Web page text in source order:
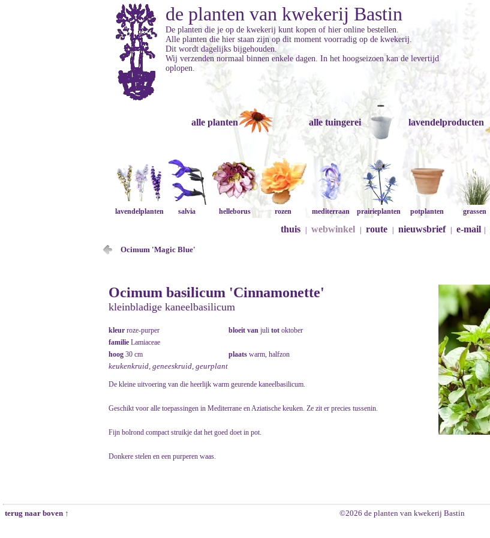
de planten van kwekerij Bastin
De planten die je op de kwekerij kunt kopen of hier online bestellen.
Alle planten die hier staan zijn op dit moment voorradig op de kwekerij.
Dit wordt dagelijks bijgehouden.
Wij verzenden normaal binnen enkele dagen. In het hoogseizoen kan de levertijd
oplopen.
alle planten alle tuingerei lavendelproducten
lavendelplanten salvia helleborus rozen mediterraan prairieplanten potplanten grassen
thuis webwinkel route nieuwsbrief e-mail
Ocimum 'Magic Blue'
Ocimum basilicum 'Cinnamonette'
kleinbladige kaneelbasilicum
kleur roze-purper bloeit van juli tot oktober
familie Lamiaceae
hoog 30 cm plaats warm, halfzon
keukenkruid, geneeskruid, geurplant
De kleine uitvoering van die heerlijk warm geurende kaneelbasilicum.
Geschikt voor alle toepassingen in Mediterrane en Aziatische keuken. Ze zit er precies tussenin.
Fijn bolrond compact struikje dat het goed doet in pot.
Donkere stelen en een purperen waas.
terug naar boven ↑ ©2026 de planten van kwekerij Bastin